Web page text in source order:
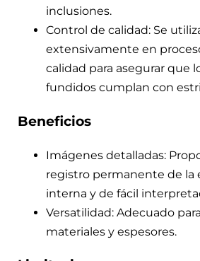
inclusiones.
Control de calidad: Se
extensivamente en
calidad para asegurar que
fundidos cumplan con
Beneficios
Imágenes detalladas:
registro permanente de la
interna y de fácil
Versatilidad: Adecuado
materiales y espesores.